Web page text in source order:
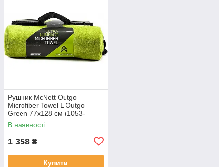
Рушник McNett Outgo
Microfiber Towel L Outgo
Green 77x128 см (1053-
MCN.68155)
В наявності
1 358 ₴
Купити